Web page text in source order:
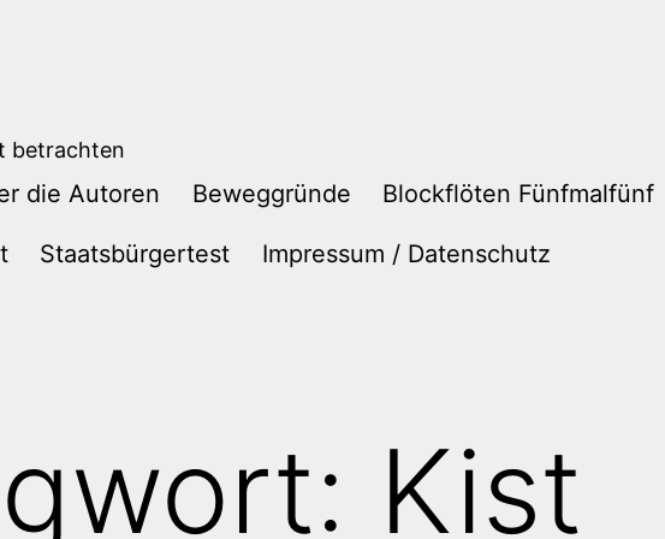
betrachten
die Autoren Beweggründe Blockflöten Fünfmalfünf
Staatsbürgertest Impressum / Datenschutz
Kist